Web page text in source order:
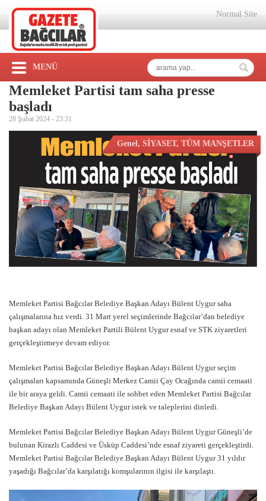
Normal Site
MENÜ
Memleket Partisi tam saha presse
başladı
28 Şubat 2024 - 23:31
Genel, SİYASET, TÜM MANŞETLER
Memleket Partisi Bağcılar Belediye Başkan Adayı Bülent Uygur saha
çalışmalarına hız verdi. 31 Mart yerel seçimlerinde Bağcılar’dan belediye
başkan adayı olan Memleket Partili Bülent Uygur esnaf ve STK ziyaretleri
gerçekleştirmeye devam ediyor.
Memleket Partisi Bağcılar Belediye Başkan Adayı Bülent Uygur seçim
çalışmaları kapsamında Güneşli Merkez Camii Çay Ocağında camii cemaati
ile bir araya geldi. Camii cemaati ile sohbet eden Memleket Partisi Bağcılar
Belediye Başkan Adayı Bülent Uygur istek ve taleplerini dinledi.
Memleket Partisi Bağcılar Belediye Başkan Adayı Bülent Uygur Güneşli’de
bulunan Kirazlı Caddesi ve Üsküp Caddesi’nde esnaf ziyareti gerçekleştirdi.
Memleket Partisi Bağcılar Belediye Başkan Adayı Bülent Uygur 31 yıldır
yaşadığı Bağcılar’da karşılatığı komşularının ilgisi ile karşılaştı.